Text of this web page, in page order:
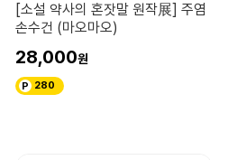
[소설 약사의 혼잣말 원작展] 주염
손수건 (마오마오)
28,000
280